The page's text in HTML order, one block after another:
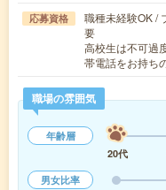
応募資格
職種未経験OK /
要
高校生は不可過
帯電話をお持ち
職場の雰囲気
年齢層
20代
男女比率